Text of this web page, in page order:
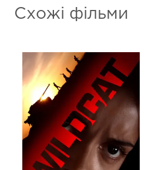
Схожі фільми